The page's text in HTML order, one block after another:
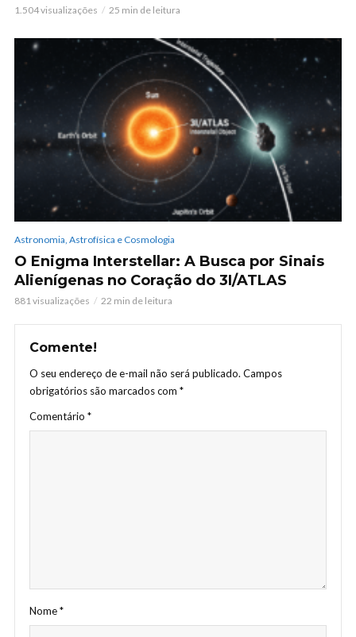
1.504 visualizações 25 min de leitura
Astronomia, Astrofísica e Cosmologia
O Enigma Interstellar: A Busca por Sinais
Alienígenas no Coração do 3I/ATLAS
881 visualizações 22 min de leitura
Comente!
O seu endereço de e-mail não será publicado. Campos
obrigatórios são marcados com *
Comentário *
Nome*